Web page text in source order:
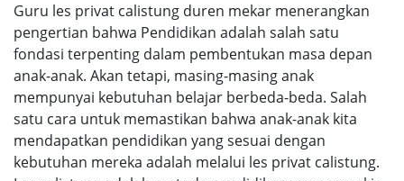
Guru les privat calistung duren mekar menerangkan
pengertian bahwa Pendidikan adalah salah satu
fondasi terpenting dalam pembentukan masa depan
anak-anak. Akan tetapi, masing-masing anak
mempunyai kebutuhan belajar berbeda-beda. Salah
satu cara untuk memastikan bahwa anak-anak kita
mendapatkan pendidikan yang sesuai dengan
kebutuhan mereka adalah melalui les privat calistung.